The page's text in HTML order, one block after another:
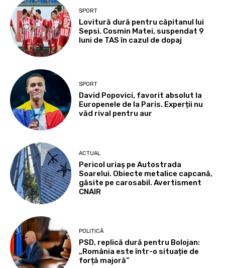
SPORT
Lovitură dură pentru căpitanul lui
Sepsi. Cosmin Matei, suspendat 9
luni de TAS în cazul de dopaj
SPORT
David Popovici, favorit absolut la
Europenele de la Paris. Experții nu
văd rival pentru aur
ACTUAL
Pericol uriaș pe Autostrada
Soarelui. Obiecte metalice capcană,
găsite pe carosabil. Avertisment
CNAIR
POLITICĂ
PSD, replică dură pentru Bolojan:
„România este într-o situație de
forță majoră”